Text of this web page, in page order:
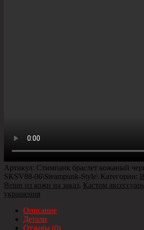
Артикул: Стимпанк браслет кожаный
SKSV88-06\Steampunk-Style\ Категории:
Вещи из кожи на заказ, Кастом
украшения
Описание
Детали
Отзывы (0)